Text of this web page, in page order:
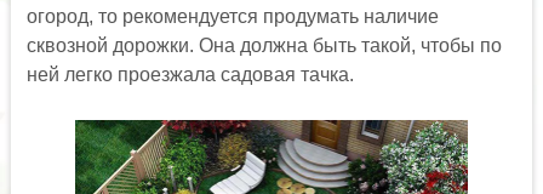
огород, то рекомендуется продумать наличие
сквозной дорожки. Она должна быть такой, чтобы по
ней легко проезжала садовая тачка.